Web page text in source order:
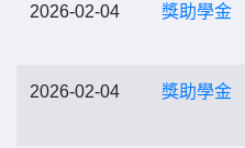
2026-02-04 獎助學金
2026-02-04 獎助學金